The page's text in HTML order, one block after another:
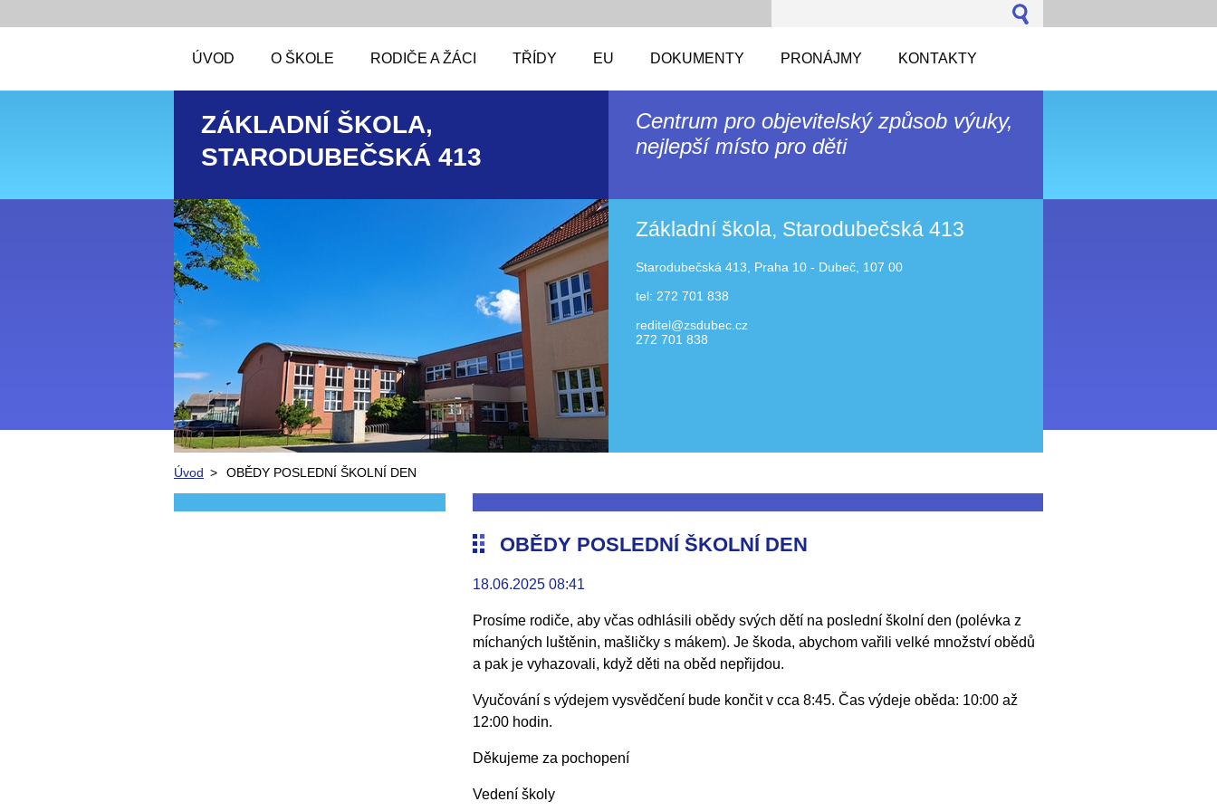
ÚVOD O ŠKOLE RODIČE A ŽÁCI TŘÍDY EU DOKUMENTY PRONÁJMY KONTAKTY
ZÁKLADNÍ ŠKOLA,
STARODUBEČSKÁ 413
Centrum pro objevitelský způsob výuky,
nejlepší místo pro děti
Základní škola, Starodubečská 413
Starodubečská 413, Praha 10 - Dubeč, 107 00
tel: 272 701 838
reditel@zsdubec.cz
272 701 838
Úvod > OBĚDY POSLEDNÍ ŠKOLNÍ DEN
OBĚDY POSLEDNÍ ŠKOLNÍ DEN
18.06.2025 08:41
Prosíme rodiče, aby včas odhlásili obědy svých dětí na poslední školní den (polévka z
míchaných luštěnin, mašličky s mákem). Je škoda, abychom vařili velké množství obědů
a pak je vyhazovali, když děti na oběd nepřijdou.
Vyučování s výdejem vysvědčení bude končit v cca 8:45. Čas výdeje oběda: 10:00 až
12:00 hodin.
Děkujeme za pochopení
Vedení školy